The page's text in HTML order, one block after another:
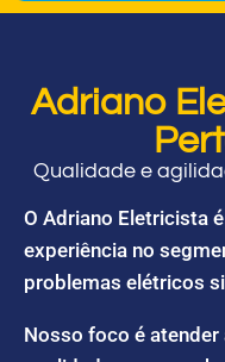
Adriano
Qualidade e
O Adriano Eletricista
experiência no
problemas elétricos
Nosso foco é atender